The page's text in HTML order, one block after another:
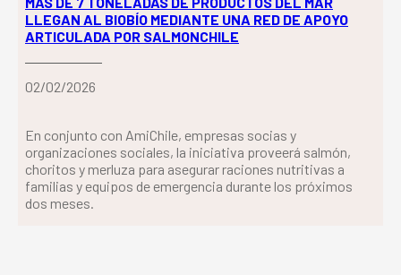
LLEGAN AL BIOBÍO MEDIANTE UNA RED DE APOYO
ARTICULADA POR SALMONCHILE
02/02/2026
En conjunto con AmiChile, empresas socias y
organizaciones sociales, la iniciativa proveerá salmón,
choritos y merluza para asegurar raciones nutritivas a
familias y equipos de emergencia durante los próximos
dos meses.